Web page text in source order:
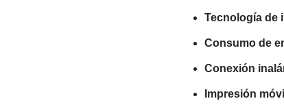
Tecnología de
Consumo de
Conexión
Impresión